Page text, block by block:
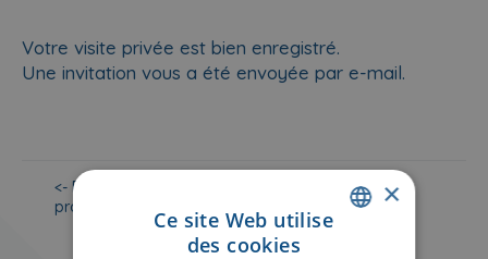
Votre visite privée est bien enregistré.
Une invitation vous a été envoyée par e-mail.
<- Retourner vers la page
projet
Voir tous les
projets ->
×
Ce site Web utilise
des cookies